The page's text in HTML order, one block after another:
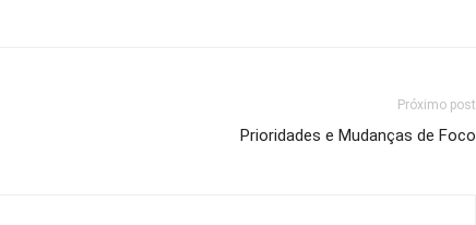
Próximo post
Prioridades e Mudanças de Foco